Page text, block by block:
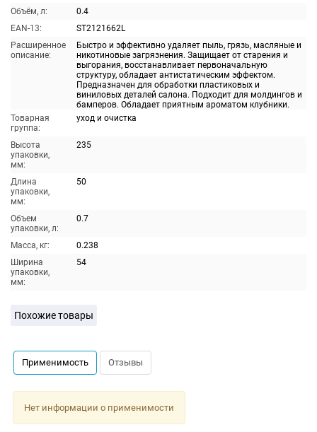
Объём, л:
0.4
EAN-13:
ST2121662L
Расширенное
описание:
Быстро и эффективно удаляет пыль, грязь, масляные и
никотиновые загрязнения. Защищает от старения и
выгорания, восстанавливает первоначальную
структуру, обладает антистатическим эффектом.
Предназначен для обработки пластиковых и
виниловых деталей салона. Подходит для молдингов и
бамперов. Обладает приятным ароматом клубники.
Товарная
группа:
уход и очистка
Высота
упаковки,
мм:
235
Длина
упаковки,
мм:
50
Объем
упаковки, л:
0.7
Масса, кг:
0.238
Ширина
упаковки,
мм:
54
Похожие товары
Применимость Отзывы
Нет информации о применимости